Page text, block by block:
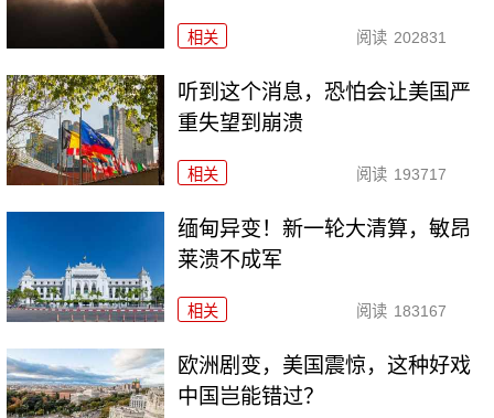
相关 阅读 202831
听到这个消息，恐怕会让美国严
重失望到崩溃
相关 阅读 193717
缅甸异变！新一轮大清算，敏昂
莱溃不成军
相关 阅读 183167
欧洲剧变，美国震惊，这种好戏
中国岂能错过？